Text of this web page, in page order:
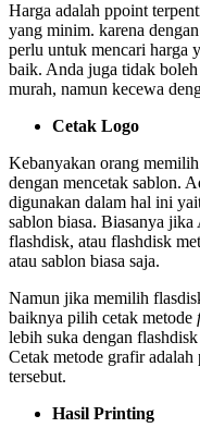
Harga adalah ppoint
yang minim. karena
perlu untuk mencari harga
baik. Anda juga tidak
murah, namun kecewa
Cetak Logo
Kebanyakan orang
dengan mencetak sablon.
digunakan dalam hal ini
sablon biasa. Biasanya
flashdisk, atau flashdisk
atau sablon biasa saja.
Namun jika memilih
baiknya pilih cetak metode
lebih suka dengan
Cetak metode grafir
tersebut.
Hasil Printing